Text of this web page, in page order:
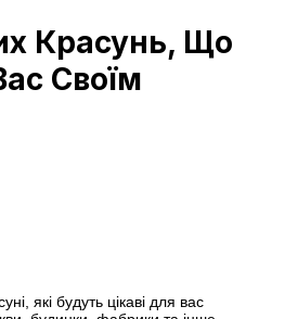
Красунь, Що
Своїм
які будуть цікаві для вас